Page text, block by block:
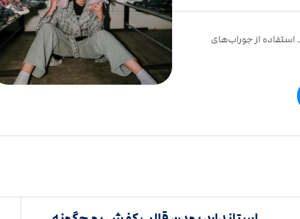
گشاد کردن کفش ها به روش اصولی و کار آمد 1. استفاده از جوراب‌های